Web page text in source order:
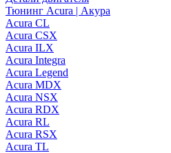
Тюнинг Acura | Акура
Acura CL
Acura CSX
Acura ILX
Acura Integra
Acura Legend
Acura MDX
Acura NSX
Acura RDX
Acura RL
Acura RSX
Acura TL